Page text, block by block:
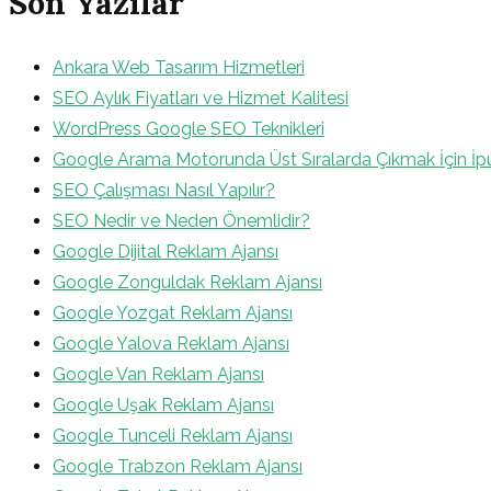
Ankara Web Tasarım Hizmetleri
SEO Aylık Fiyatları ve Hizmet Kalitesi
WordPress Google SEO Teknikleri
Google Arama Motorunda Üst Sıralarda Çıkmak İçin
SEO Çalışması Nasıl Yapılır?
SEO Nedir ve Neden Önemlidir?
Google Dijital Reklam Ajansı
Google Zonguldak Reklam Ajansı
Google Yozgat Reklam Ajansı
Google Yalova Reklam Ajansı
Google Van Reklam Ajansı
Google Uşak Reklam Ajansı
Google Tunceli Reklam Ajansı
Google Trabzon Reklam Ajansı